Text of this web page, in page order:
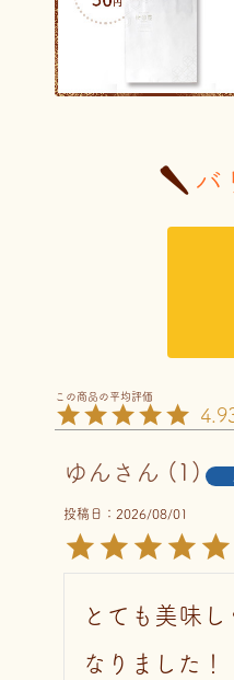
バ
ゆん 1
投稿日 2026/08/01
とても美味
なりました！